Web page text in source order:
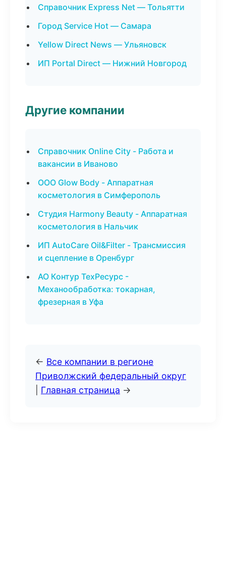
Справочник Express Net — Тольятти
Город Service Hot — Самара
Yellow Direct News — Ульяновск
ИП Portal Direct — Нижний Новгород
Другие компании
Справочник Online City - Работа и
вакансии в Иваново
ООО Glow Body - Аппаратная
косметология в Симферополь
Студия Harmony Beauty - Аппаратная
косметология в Нальчик
ИП AutoCare Oil&Filter - Трансмиссия
и сцепление в Оренбург
АО Контур ТехРесурс -
Механообработка: токарная,
фрезерная в Уфа
← Все компании в регионе
Приволжский федеральный округ
Главная страница →